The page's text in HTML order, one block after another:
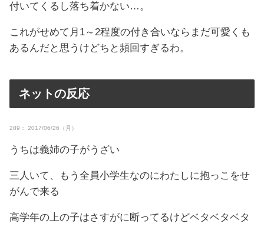
付いてくるし落ち着かない…。
これがせめて月1～2程度の付き合いならまだ可愛くも
あるんだと思うけどちと頻回すぎるわ。
ネットの反応
289： 2017/06/26（月）
うちは義姉の子がうざい
三人いて、もう全員小学生なのにわたしに抱っこをせ
がんで来る
高学年の上の子はさすがに断ってるけどベタベタベタ